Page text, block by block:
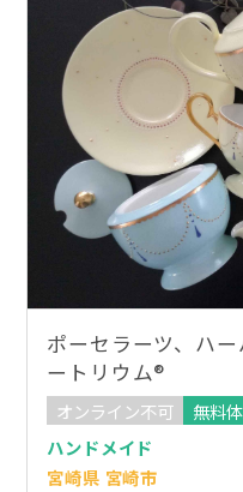
ポーセラーツ、ハ
ートリウム®️
オンライン不可
無料
ハンドメイド
宮崎県 宮崎市